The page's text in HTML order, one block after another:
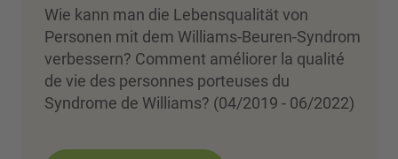
Wie kann man die Lebensqualität von
Personen mit dem Williams-Beuren-Syndrom
verbessern? Comment améliorer la qualité
de vie des personnes porteuses du
Syndrome de Williams? (04/2019 - 06/2022)